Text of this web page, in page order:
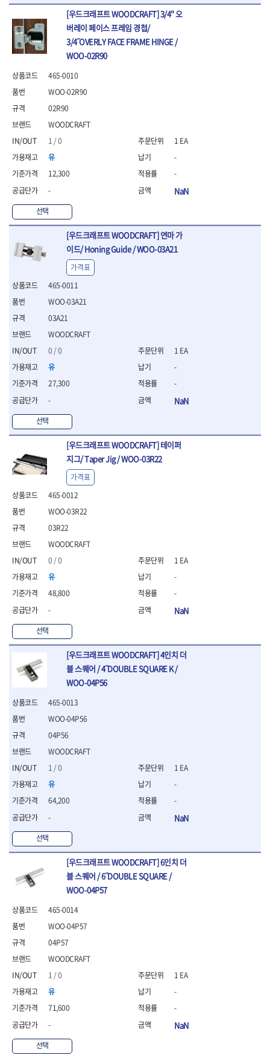
- 옵셋렌치
- 공구함세트
- 콤비네이션렌치
- 양구스패너
- 라쳇콤비네이션렌치
- 콤비네이션렌치세트
- 플레어너트렌치
- 양구스패너세트
- 옵셋렌치세트
- 몽키스패너
- 라쳇콤비네이션세트
- 멀티플라이어
- 미니라쳇세트
- 라쳇 드라이버
- 라쳇스패너
- 스피드렌치
- 모터렌치
- 함마스패너
절연.전설.방폭공구
- 절연연결대
- 절연드라이버
- 절연스패너
- 절연T렌치
- 절연소켓
- 절연별소켓
- 절연별비트소켓
- 절연육각비트소켓
- 절연라쳇핸들
- 절연렌치
- 절연토크렌치
- 절연콤비네이션렌치
- 절연링렌치
- 절연전공칼
- 절연안전모
- 절연매트
- 방폭소켓
- 방폭라쳇핸들
- 방폭콤비네이션렌치
- 방폭함마스패너
- 절연드라이버세트
- 스트리퍼
- 라쳇케이블커터
- 자동스트리퍼
- 케이블스트리퍼
- 핀셋
- 절연공구세트
- 절연비트홀다
- 절연비트홀다드라이버
- 절연L렌치
- 절연펜치
- 절연니퍼
- 절연드라이버교체날
- 절연공구세트
- 절연라쳇렌치
- 절연라쳇렌치세트
- 절연볼트커터
- 절연펀치
- 기타
- 방폭연결대
- 방폭니퍼
- 방폭펜치
- 방폭플라이어
- 방폭렌치
- 방폭스패너
- 방폭비트소켓
- 방폭아답타
[우드크래프트 WOODCRAFT] 3/4" 오
버레이 페이스 프레임 경첩/
3/4˝OVERLY FACE FRAME HINGE /
WOO-02R90
465-0010
WOODCRAFT
1 / 0
유
12,300
-
선택
WOO-02R90
02R90
1 EA
-
-
NaN
[우드크래프트 WOODCRAFT] 연마 가
이드/ Honing Guide / WOO-03A21
465-0011
WOODCRAFT
0 / 0
유
27,300
-
선택
WOO-03A21
03A21
가격표
1 EA
-
-
NaN
[우드크래프트 WOODCRAFT] 테이퍼
지그/ Taper Jig / WOO-03R22
465-0012
WOODCRAFT
0 / 0
유
48,800
-
선택
WOO-03R22
03R22
가격표
1 EA
-
-
NaN
[우드크래프트 WOODCRAFT] 4인치 더
블 스퀘어 / 4˝DOUBLE SQUARE K /
WOO-04P56
465-0013
WOODCRAFT
1 / 0
유
64,200
-
선택
WOO-04P56
04P56
1 EA
-
-
NaN
[우드크래프트 WOODCRAFT] 6인치 더
블 스퀘어 / 6˝DOUBLE SQUARE /
WOO-04P57
465-0014
WOODCRAFT
1 / 0
유
71,600
-
선택
WOO-04P57
04P57
1 EA
-
-
NaN